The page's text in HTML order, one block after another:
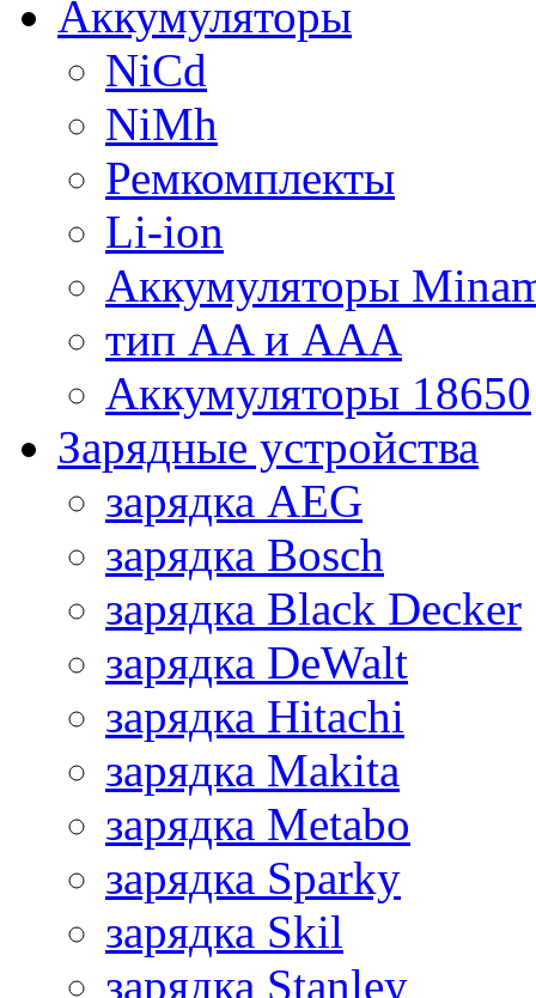
Аккумуляторы
NiCd
NiMh
Ремкомплекты
Li-ion
Аккумуляторы
тип AA и AAA
Аккумуляторы 18650
Зарядные устройства
зарядка AEG
зарядка Bosch
зарядка Black Decker
зарядка DeWalt
зарядка Hitachi
зарядка Makita
зарядка Metabo
зарядка Sparky
зарядка Skil
зарядка Stanley